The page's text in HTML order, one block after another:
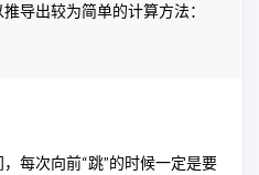
导出较为简单的计算方法：
每次向前“跳”的时候一定是要